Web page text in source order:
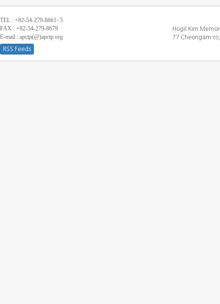
TEL : +82-54-279-8661~5
FAX : +82-54-279-8679
E-mail : apctp(@)apctp.org
RSS Feeds
Hogil Kim
77 Cheongam-